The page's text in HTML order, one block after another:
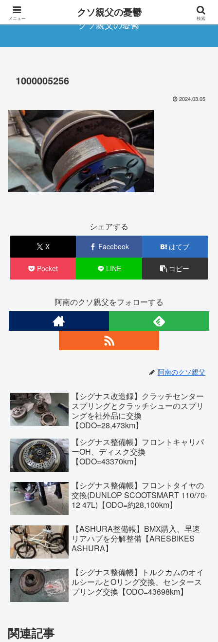
クソ親父の憂鬱
1000005256
2024.03.05
シェアする
X Facebook はてブ
Pocket LINE コピー
阿南のクソ親父をフォローする
阿南のクソ親父
【シグナス改造録】クラッチセンター
スプリングとクラッチシューのスプリ
ングを社外品に交換
【ODO=28,473km】
【シグナス整備帳】フロントキャリパ
ーOH、ディスク交換
【ODO=43370km】
【シグナス整備帳】フロントタイヤの
交換(DUNLOP SCOOTSMART 110/70-
12 47L)【ODO=約28,100km】
【ASHURA整備帳】BMX購入、早速
リアハブを分解整備【ARESBIKES
ASHURA】
【シグナス整備帳】トルクカムのオイ
ルシールとOリング交換、センタース
プリング交換【ODO=43698km】
関連記事
メニュー クソ親父の憂鬱 検索